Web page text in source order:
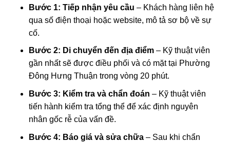
Bước 1: Tiếp nhận yêu cầu – Khách hàng liên hệ
qua số điện thoại hoặc website, mô tả sơ bộ về sự
cố.
Bước 2: Di chuyển đến địa điểm– Kỹ thuật viên
gần nhất sẽ được điều phối và có mặt tại Phường
Đông Hưng Thuận trong vòng 20 phút.
Bước 3: Kiểm tra và chẩn đoán – Kỹ thuật viên
tiến hành kiểm tra tổng thể để xác định nguyên
nhân gốc rễ của vấn đề.
Bước 4: Báo giá và sửa chữa– Sau khi chẩn